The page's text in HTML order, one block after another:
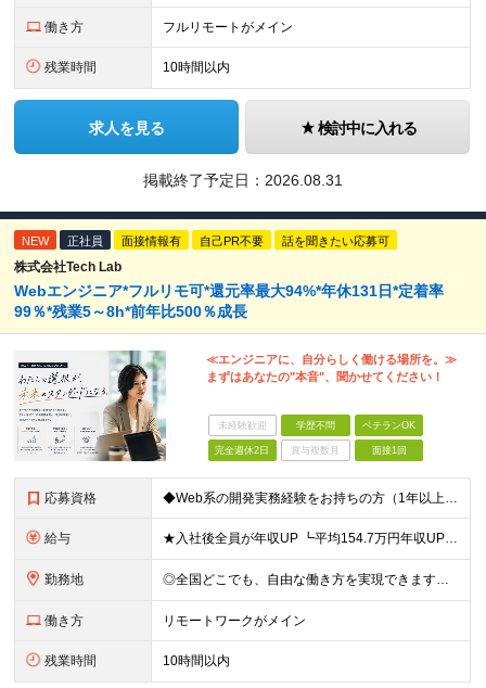
働き方 フルリモートがメイン
残業時間 10時間以内
求人を見る 検討中に入れる
掲載終了予定日： 2026.08.31
NEW 正社員 面接情報有 自己PR不要 話を聞きたい応募可
株式会社Tech Lab
Webエンジニア*フルリモ可*還元率最大94%*年休131日*定着率
99％*残業5～8h*前年比500％成長
≪エンジニアに、自分らしく働ける場所を。≫
まずはあなたの"本音"、聞かせてください！
未経験歓迎 学歴不問 ベテランOK
完全週休2日 賞与複数月 面接1回
応募資格 ◆Web系の開発実務経験をお持ちの方（1年以上） ◆学歴不問 ◆既卒・第二新卒OK ☆Tech Labの事業内容、ビジョンに共感できる⽅はぜひご応募ください！ ☆意欲重視の採用です！ 「経歴に自信が
給与 ★入社後全員が年収UP ┗平均154.7万円年収UP！ ┗最大380万円UPの実績もあり 月給35万円～100万円＋決算賞与＋各種手当 【 給与イメージ 】 ◆経験1年以上…月給35万円～＋決算賞
勤務地 ◎全国どこでも、自由な働き方を実現できます！ 全国のプロジェクト先やフルリモート環境での勤務も可能です。 ＼自由度の高い働き方、叶えます／ ・フルリモートで働きたい ・ハイブリットに働きたい ・家庭
働き方 リモートワークがメイン
残業時間 10時間以内